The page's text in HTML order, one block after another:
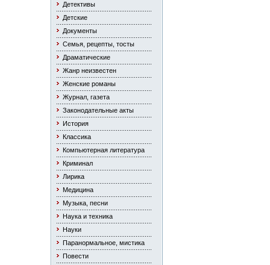
Детективы
Детские
Документы
Семья, рецепты, тосты
Драматические
Жанр неизвестен
Женские романы
Журнал, газета
Законодательные акты
История
Классика
Компьютерная литература
Криминал
Лирика
Медицина
Музыка, песни
Наука и техника
Науки
Паранормальное, мистика
Повести